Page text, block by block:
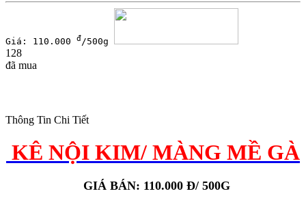
Giá: 110.000 đ/500g
128
đã mua
Thông Tin Chi Tiết
KÊ NỘI KIM/ MÀNG MỀ GÀ
GIÁ BÁN: 110.000 Đ/ 500G